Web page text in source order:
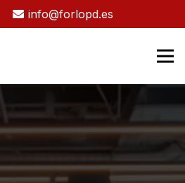
info@forlopd.es